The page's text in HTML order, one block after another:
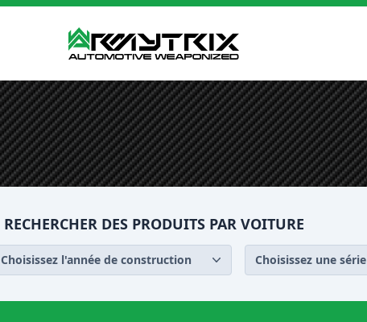
RECHERCHER DES PRODUITS PAR VOITURE
Choisissez l'année de construction Choisissez une série